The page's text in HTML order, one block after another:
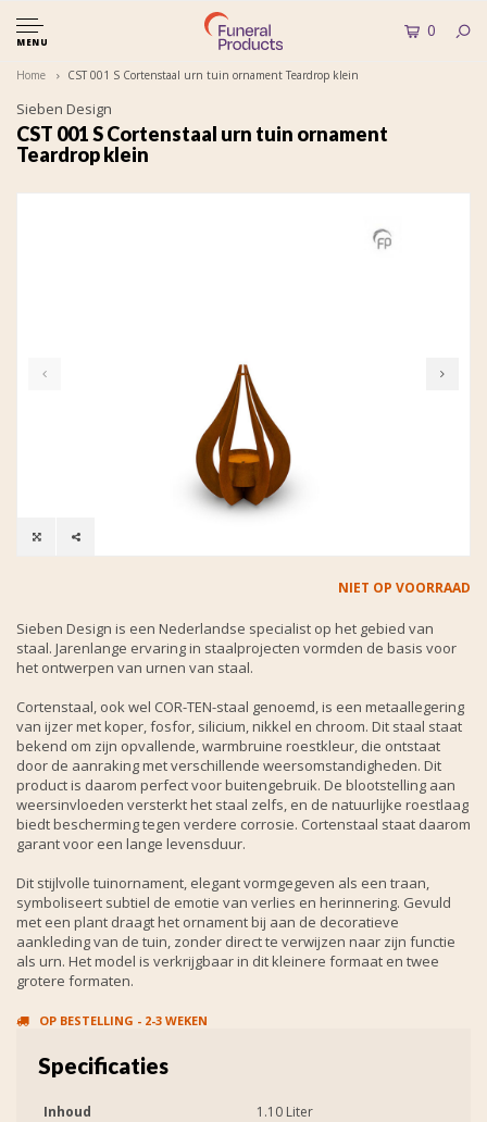
MENU
0
Home CST 001 S Cortenstaal urn tuin ornament Teardrop klein
Sieben Design
CST 001 S Cortenstaal urn tuin ornament
Teardrop klein
NIET OP VOORRAAD
Sieben Design is een Nederlandse specialist op het gebied van
staal. Jarenlange ervaring in staalprojecten vormden de basis voor
het ontwerpen van urnen van staal.
Cortenstaal, ook wel COR-TEN-staal genoemd, is een metaallegering
van ijzer met koper, fosfor, silicium, nikkel en chroom. Dit staal staat
bekend om zijn opvallende, warmbruine roestkleur, die ontstaat
door de aanraking met verschillende weersomstandigheden. Dit
product is daarom perfect voor buitengebruik. De blootstelling aan
weersinvloeden versterkt het staal zelfs, en de natuurlijke roestlaag
biedt bescherming tegen verdere corrosie. Cortenstaal staat daarom
garant voor een lange levensduur.
Dit stijlvolle tuinornament, elegant vormgegeven als een traan,
symboliseert subtiel de emotie van verlies en herinnering. Gevuld
met een plant draagt het ornament bij aan de decoratieve
aankleding van de tuin, zonder direct te verwijzen naar zijn functie
als urn. Het model is verkrijgbaar in dit kleinere formaat en twee
grotere formaten.
OP BESTELLING - 2-3 WEKEN
Specificaties
Inhoud
1.10 Liter